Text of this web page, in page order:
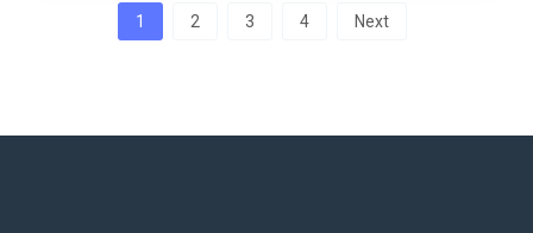
Pagination
1 2 3 4 Next